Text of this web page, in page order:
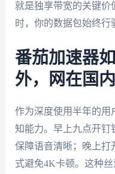
就是独享带宽的关键
时，你的数据包始终行
番茄加速器
外，网在国
作为深度使用半年的用
知能力。早上九点开钉
保障语音清晰；晚上打
式避免4K卡顿。这种